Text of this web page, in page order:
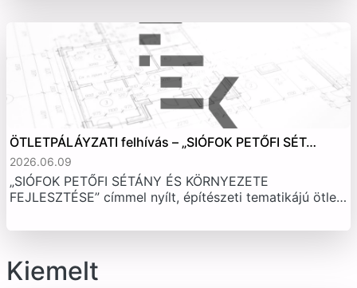
ÖTLETPÁLÁYZATI felhívás – „SIÓFOK PETŐFI SÉT…
2026.06.09
„SIÓFOK PETŐFI SÉTÁNY ÉS KÖRNYEZETE
FEJLESZTÉSE” címmel nyílt, építészeti tematikájú ötle…
Kiemelt